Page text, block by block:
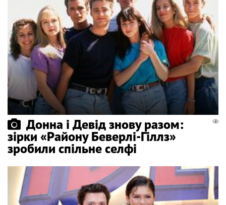
Донна і Девід знову разом:
зірки «Району Беверлі-Гіллз»
зробили спільне селфі